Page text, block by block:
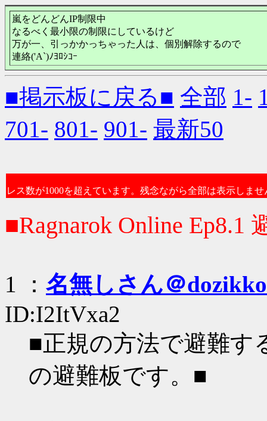
嵐をどんどんIP制限中
なるべく最小限の制限にしているけど
万が一、引っかかっちゃった人は、個別解除するので
連絡('A`)ﾉﾖﾛｼｺｰ
■掲示板に戻る■ 全部 1-
701- 801- 901- 最新50
レス数が1000を超えています。残念ながら全部は表示しませ
■Ragnarok Online Ep8.1
1 ： 名無しさん＠dozikko
ID:I2ItVxa2
■正規の方法で避難す
の避難板です。■